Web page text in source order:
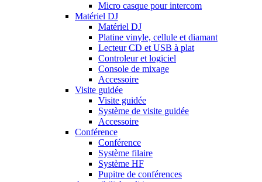
Micro casque pour intercom
Matériel DJ
Matériel DJ
Platine vinyle, cellule et diamant
Lecteur CD et USB à plat
Controleur et logiciel
Console de mixage
Accessoire
Visite guidée
Visite guidée
Système de visite guidée
Accessoire
Conférence
Conférence
Système filaire
Système HF
Pupitre de conférences